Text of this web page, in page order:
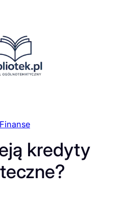
Finanse
kredyty